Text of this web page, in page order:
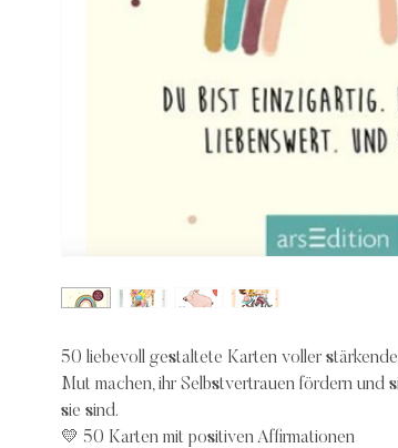
50 liebevoll gestaltete Karten voller
Mut machen, ihr Selbstvertrauen fördern und
sie sind.
💛 50 Karten mit positiven Affirmationen